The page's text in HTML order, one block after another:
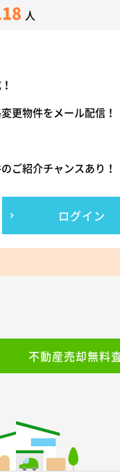
人
更物件をメール配信！
ご紹介チャンスあり！
ログイン
不動産売却無料